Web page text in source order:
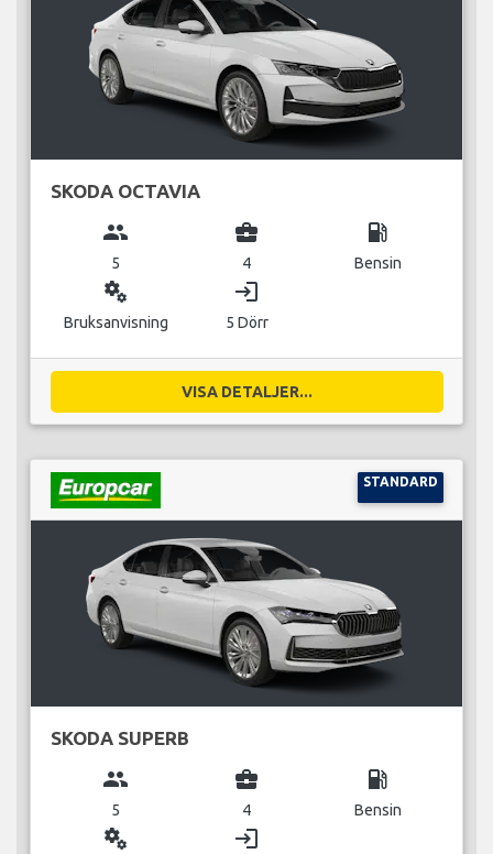
SKODA OCTAVIA
group
5
business_center
4
local_gas_station
Bensin
miscellaneous_services
Bruksanvisning
login
5 Dörr
VISA DETALJER...
STANDARD
SKODA SUPERB
group
5
business_center
4
local_gas_station
Bensin
miscellaneous_services login